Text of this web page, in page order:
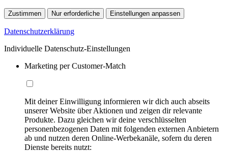
Zustimmen Nur erforderliche Einstellungen anpassen
Datenschutzerklärung
Individuelle Datenschutz-Einstellungen
Marketing per Customer-Match
Mit deiner Einwilligung informieren wir dich auch abseits
unserer Website über Aktionen und zeigen dir relevante
Produkte. Dazu gleichen wir deine verschlüsselten
personenbezogenen Daten mit folgenden externen Anbietern
ab und nutzen deren Online-Werbekanäle, sofern du deren
Dienste bereits nutzt: